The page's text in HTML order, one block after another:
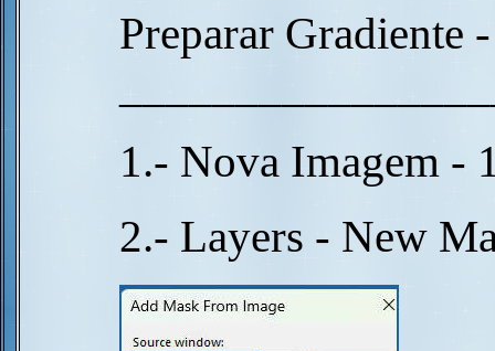
Preparar Gradiente
1.- Nova Imagem -
2.- Layers - New